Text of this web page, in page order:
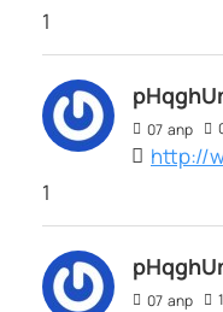
1
07 апр
http://
1
07 апр